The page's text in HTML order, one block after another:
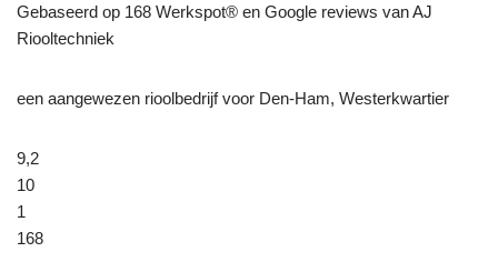
Gebaseerd op 168 Werkspot® en Google reviews van AJ
Riooltechniek
een aangewezen rioolbedrijf voor Den-Ham, Westerkwartier
9,2
10
1
168